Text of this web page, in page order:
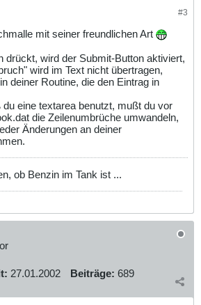
#3
mit seiner freundlichen Art
drückt, wird der Submit-Button aktiviert,
wird im Text nicht übertragen,
deiner Routine, die den Eintrag in
eine textarea benutzt, mußt du vor
die Zeilenumbrüche umwandeln,
Änderungen an deiner
ob Benzin im Tank ist ...
27.01.2002 Beiträge: 689